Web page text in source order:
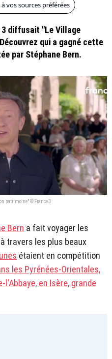
vos sources préférées
diffusait "Le Village
qui a gagné cette
par Stéphane Bern.
patrimoine" © France 3
Bern a fait voyager les
travers les plus beaux
étaient en compétition
les Pyrénées-Orientales,
l'Abbaye, en Isère, grande